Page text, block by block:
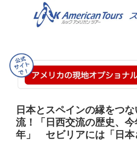
日本とスペインの縁をつ
流！「日西交流の歴史、今
年」 セビリアには「日本